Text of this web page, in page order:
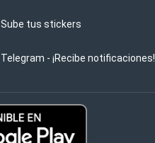
Sube tus stickers
Telegram - ¡Recibe notificaciones!